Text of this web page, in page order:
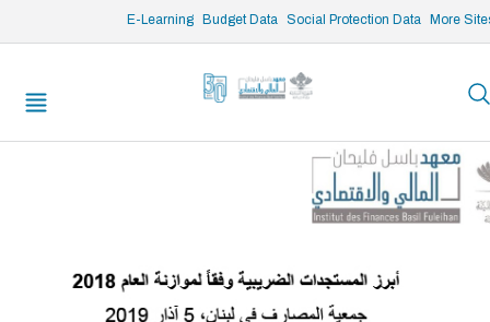
E-Learning Budget Data Social Protection Data More
/* opened search */